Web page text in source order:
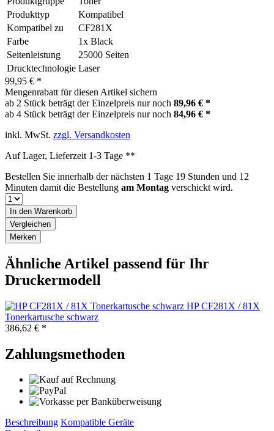
Produkttyp
Kompatibel
Kompatibel zu
CF281X
Farbe
1x Black
Seitenleistung
25000 Seiten
Drucktechnologie Laser
99,95 € *
Mengenrabatt für diesen Artikel sichern
ab 2 Stück beträgt der Einzelpreis nur noch 89,96 € *
ab 4 Stück beträgt der Einzelpreis nur noch 84,96 € *
inkl. MwSt. zzgl. Versandkosten
Auf Lager, Lieferzeit 1-3 Tage **
Bestellen Sie innerhalb der nächsten 1 Tage 19 Stunden und 12
Minuten damit die Bestellung am Montag verschickt wird.
In den Warenkorb
Vergleichen
Merken
Ähnliche Artikel passend für Ihr
Druckermodell
HP CF281X / 81X
Tonerkartusche schwarz
386,62 € *
Zahlungsmethoden
Beschreibung Kompatible Geräte